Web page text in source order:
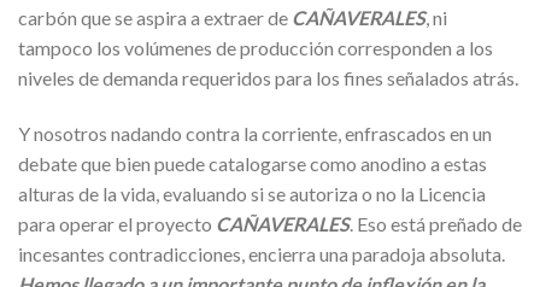
carbón que se aspira a extraer de CAÑAVERALES, ni
tampoco los volúmenes de producción corresponden a los
niveles de demanda requeridos para los fines señalados atrás.
Y nosotros nadando contra la corriente, enfrascados en un
debate que bien puede catalogarse como anodino a estas
alturas de la vida, evaluando si se autoriza o no la Licencia
para operar el proyecto CAÑAVERALES. Eso está preñado de
incesantes contradicciones, encierra una paradoja absoluta.